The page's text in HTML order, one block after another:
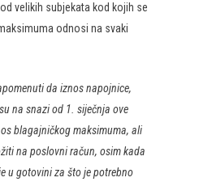
velikih subjekata kod kojih se
odnosi na svaki
da iznos napojnice,
na snazi od 1. siječnja ove
blagajničkog maksimuma, ali
na poslovni račun, osim kada
u gotovini za što je potrebno